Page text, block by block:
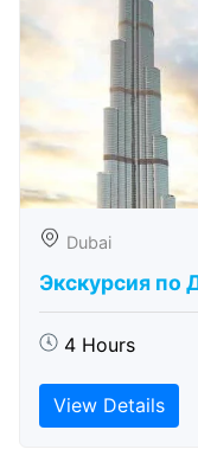
Dubai
Экскурсия по
4 Hours
View Details